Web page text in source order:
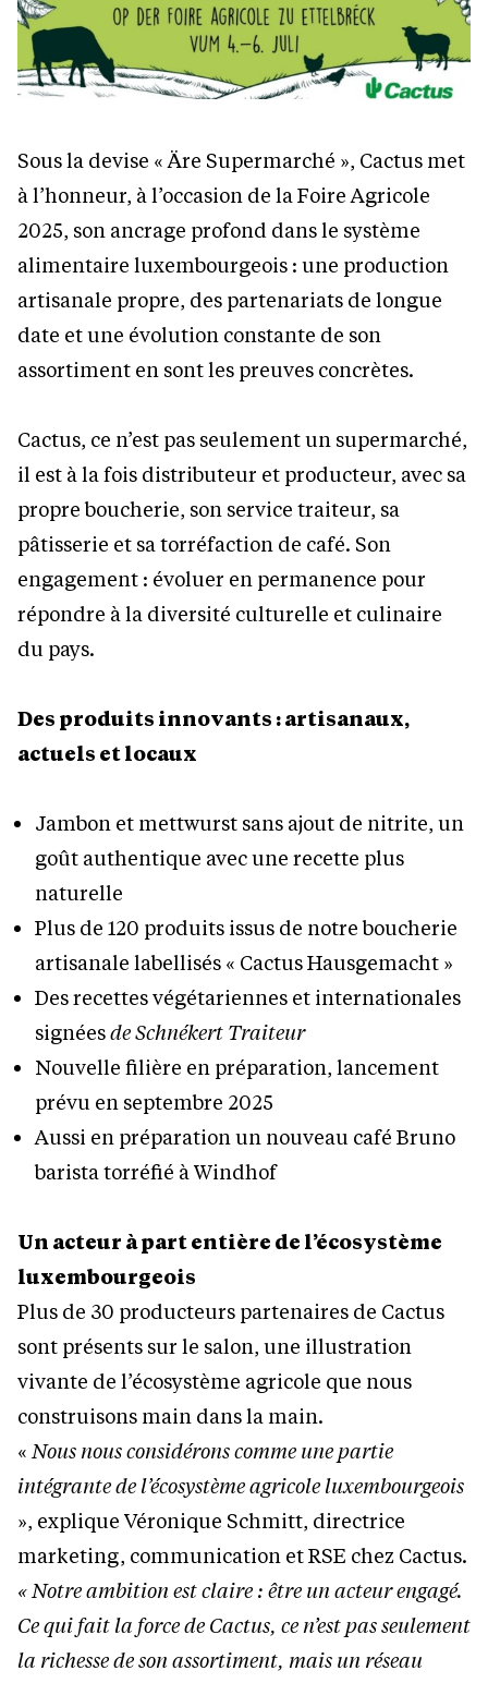
Sous la devise « Äre Supermarché », Cactus met
à l’honneur, à l’occasion de la Foire Agricole
2025, son ancrage profond dans le système
alimentaire luxembourgeois : une production
artisanale propre, des partenariats de longue
date et une évolution constante de son
assortiment en sont les preuves concrètes.
Cactus, ce n’est pas seulement un supermarché,
il est à la fois distributeur et producteur, avec sa
propre boucherie, son service traiteur, sa
pâtisserie et sa torréfaction de café. Son
engagement : évoluer en permanence pour
répondre à la diversité culturelle et culinaire
du pays.
Des produits innovants : artisanaux,
actuels et locaux
Jambon et mettwurst sans ajout de nitrite, un
goût authentique avec une recette plus
naturelle
Plus de 120 produits issus de notre boucherie
artisanale labellisés « Cactus Hausgemacht »
Des recettes végétariennes et internationales
signéesde Schnékert Traiteur
Nouvelle filière en préparation, lancement
prévu en septembre 2025
Aussi en préparation un nouveau café Bruno
barista torréfié à Windhof
Un acteur à part entière de l’écosystème
luxembourgeois
Plus de 30 producteurs partenaires de Cactus
sont présents sur le salon, une illustration
vivante de l’écosystème agricole que nous
construisons main dans la main.
« Nous nous considérons comme une partie
intégrante de l’écosystème agricole luxembourgeois
», explique Véronique Schmitt, directrice
marketing, communication et RSE chez Cactus.
« Notre ambition est claire : être un acteur engagé.
Ce qui fait la force de Cactus, ce n’est pas seulement
la richesse de son assortiment, mais un réseau